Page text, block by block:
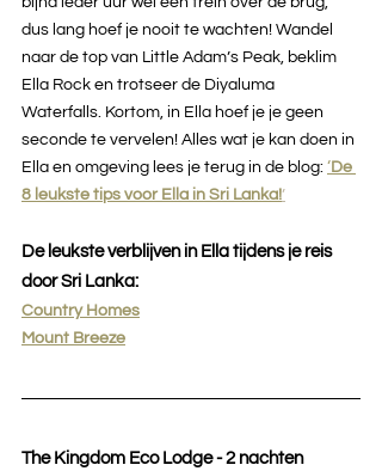
dus lang hoef je nooit te wachten! Wandel
naar de top van Little Adam’s Peak, beklim
Ella Rock en trotseer de Diyaluma
Waterfalls. Kortom, in Ella hoef je je geen
seconde te vervelen! Alles wat je kan doen in
Ella en omgeving lees je terug in de blog: ‘De
8 leukste tips voor Ella in Sri Lanka!’
De leukste verblijven in Ella tijdens je reis
door Sri Lanka:
Country Homes
Mount Breeze
The Kingdom Eco Lodge - 2 nachten